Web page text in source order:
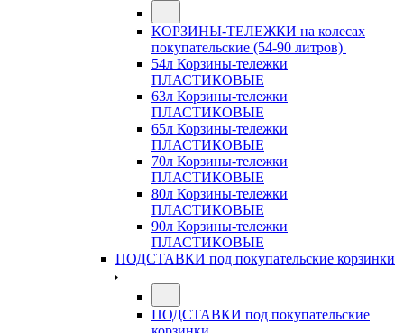
КОРЗИНЫ-ТЕЛЕЖКИ на колесах
покупательские (54-90 литров)
54л Корзины-тележки
ПЛАСТИКОВЫЕ
63л Корзины-тележки
ПЛАСТИКОВЫЕ
65л Корзины-тележки
ПЛАСТИКОВЫЕ
70л Корзины-тележки
ПЛАСТИКОВЫЕ
80л Корзины-тележки
ПЛАСТИКОВЫЕ
90л Корзины-тележки
ПЛАСТИКОВЫЕ
ПОДСТАВКИ под покупательские корзинки
ПОДСТАВКИ под покупательские